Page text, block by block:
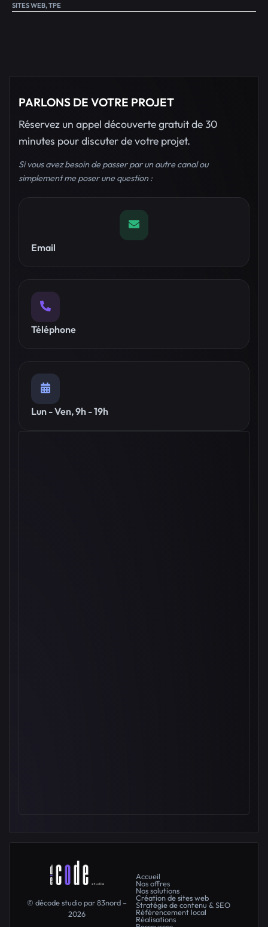
SITES WEB,TPE
PARLONS DE VOTRE PROJET
Réservez un appel découverte gratuit de 30
minutes pour discuter de votre projet.
Si vous avez besoin de passer par un autre canal ou
simplement me poser une question :
Email
Téléphone
Lun - Ven, 9h - 19h
© décode studio par 83nord –
2026
Accueil
Nos offres
Nos solutions
Création de sites web
Stratégie de contenu & SEO
Référencement local
Réalisations